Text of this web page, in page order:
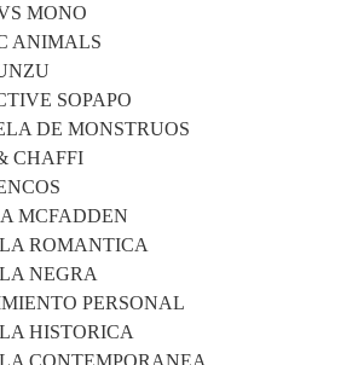
MONO
ANIMALS
SOPAPO
DE MONSTRUOS
CHAFFI
MCFADDEN
ROMANTICA
NEGRA
PERSONAL
HISTORICA
CONTEMPORANEA